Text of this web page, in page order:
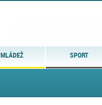
MLÁDEŽ SPORT